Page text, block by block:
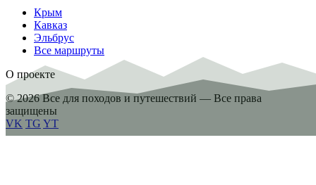
Крым
Кавказ
Эльбрус
Все маршруты
О проекте
© 2026 Все для походов и путешествий — Все права
защищены
VK TG YT